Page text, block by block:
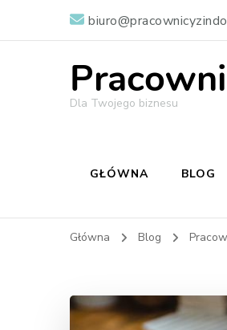
Dla Twojego biznesu
GŁÓWNA BLOG
Główna Blog